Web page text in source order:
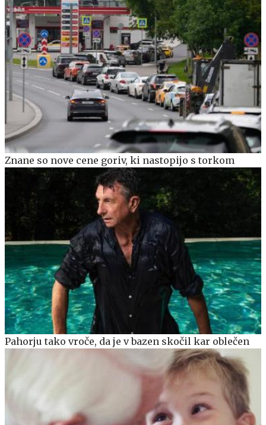
Znane so nove cene goriv, ki nastopijo s torkom
Pahorju tako vroče, da je v bazen skočil kar oblečen